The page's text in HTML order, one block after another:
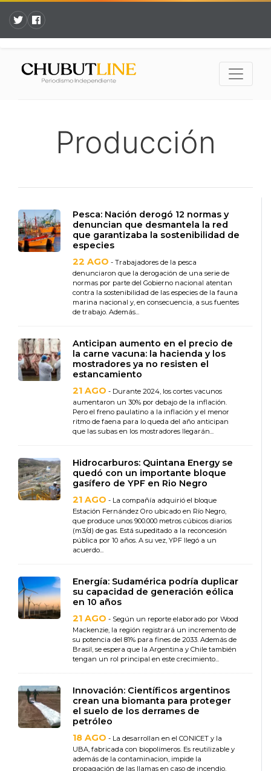
Producción
Pesca: Nación derogó 12 normas y
denuncian que desmantela la red
que garantizaba la sostenibilidad de
especies
22 AGO - Trabajadores de la pesca
denunciaron que la derogación de una serie de
normas por parte del Gobierno nacional atentan
contra la sostenibilidad de las especies de la fauna
marina nacional y, en consecuencia, a sus fuentes
de trabajo. Además...
Anticipan aumento en el precio de
la carne vacuna: la hacienda y los
mostradores ya no resisten el
estancamiento
21 AGO - Durante 2024, los cortes vacunos
aumentaron un 30% por debajo de la inflación.
Pero el freno paulatino a la inflación y el menor
ritmo de faena para lo queda del año anticipan
que las subas en los mostradores llegarán...
Hidrocarburos: Quintana Energy se
quedó con un importante bloque
gasífero de YPF en Rio Negro
21 AGO - La compañía adquirió el bloque
Estación Fernández Oro ubicado en Río Negro,
que produce unos 900.000 metros cúbicos diarios
(m3/d) de gas. Está supeditado a la reconcesión
pública por 10 años. A su vez, YPF llegó a un
acuerdo...
Energía: Sudamérica podría duplicar
su capacidad de generación eólica
en 10 años
21 AGO - Según un reporte elaborado por Wood
Mackenzie, la región registrará un incremento de
su potencia del 81% para fines de 2033. Además de
Brasil, se espera que la Argentina y Chile también
tengan un rol principal en este crecimiento...
Innovación: Científicos argentinos
crean una biomanta para proteger
el suelo de los derrames de
petróleo
18 AGO - La desarrollan en el CONICET y la
UBA, fabricada con biopolímeros. Es reutilizable y
además de la contaminacion, impide la
propagación de las llamas en caso de incendio.